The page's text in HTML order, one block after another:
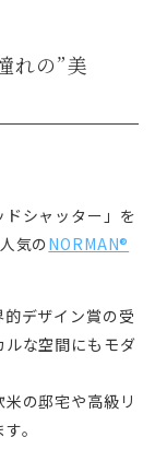
れの”美
シャッター」を
気の NORMAN®
デザイン賞の受
な空間にもモダ
の邸宅や高級リ
。